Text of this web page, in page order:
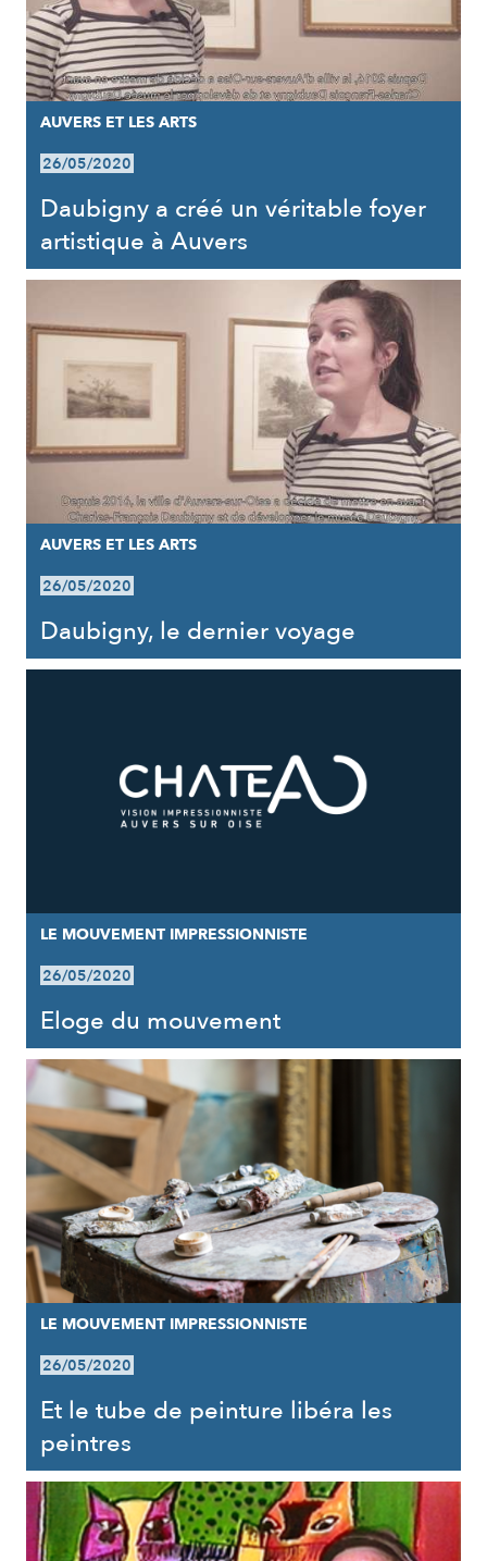
AUVERS ET LES ARTS
26/05/2020
Daubigny a créé un véritable foyer
artistique à Auvers
AUVERS ET LES ARTS
26/05/2020
Daubigny, le dernier voyage
LE MOUVEMENT IMPRESSIONNISTE
26/05/2020
Eloge du mouvement
LE MOUVEMENT IMPRESSIONNISTE
26/05/2020
Et le tube de peinture libéra les
peintres